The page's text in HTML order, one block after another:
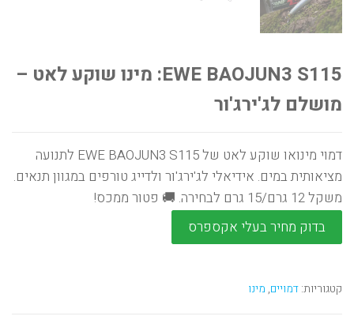
EWE BAOJUN3 S115: מינו שוקע לאט –
מושלם לג'ירג'ור
דמוי מינואו שוקע לאט של EWE BAOJUN3 S115 לתנועה
מציאותית במים. אידיאלי לג'ירג'ור ולדייג טורפים במגוון תנאים.
משקל 12 גרם/15 גרם לבחירה. 🚚 פטור ממכס!
בדוק מחיר בעלי אקספרס
קטגוריות:דמויים, מינו